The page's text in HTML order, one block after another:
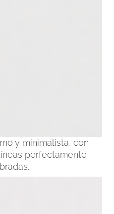
y minimalista, con
perfectamente